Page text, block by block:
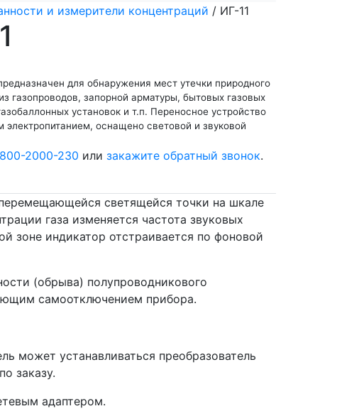
и измерители концентраций / ИГ-11
для обнаружения мест утечки природного
газопроводов, запорной арматуры, бытовых газовых
установок и т.п. Переносное устройство
оснащено световой и звуковой
2000-230 или закажите обратный звонок.
светящейся точки на шкале
газа изменяется частота звуковых
зоне индикатор отстраивается по фоновой
(обрыва) полупроводникового
самоотключением прибора.
может устанавливаться преобразователь
заказу.
адаптером.